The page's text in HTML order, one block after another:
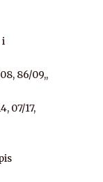
86/09,,
07/17,